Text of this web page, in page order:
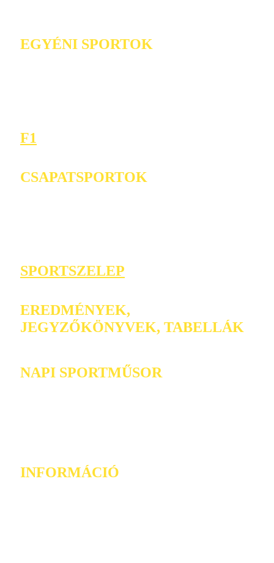
EGYÉNI SPORTOK
F1
CSAPATSPORTOK
SPORTSZELEP
EREDMÉNYEK,
JEGYZŐKÖNYVEK, TABELLÁK
NAPI SPORTMŰSOR
INFORMÁCIÓ